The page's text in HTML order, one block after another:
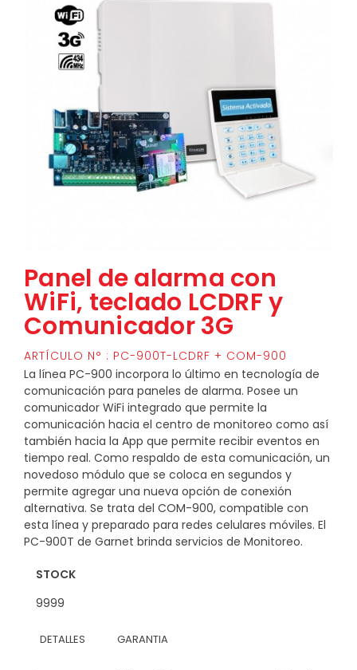
Panel de alarma con
WiFi, teclado LCDRF y
Comunicador 3G
ARTÍCULO N° : PC-900T-LCDRF + COM-900
La línea PC-900 incorpora lo último en tecnología de
comunicación para paneles de alarma. Posee un
comunicador WiFi integrado que permite la
comunicación hacia el centro de monitoreo como así
también hacia la App que permite recibir eventos en
tiempo real. Como respaldo de esta comunicación, un
novedoso módulo que se coloca en segundos y
permite agregar una nueva opción de conexión
alternativa. Se trata del COM-900, compatible con
esta línea y preparado para redes celulares móviles. El
PC-900T de Garnet brinda servicios de Monitoreo.
STOCK
9999
DETALLES GARANTIA